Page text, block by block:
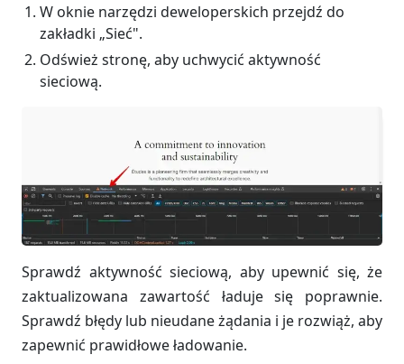
W oknie narzędzi deweloperskich przejdź do
zakładki „Sieć".
Odśwież stronę, aby uchwycić aktywność
sieciową.
Sprawdź aktywność sieciową, aby upewnić się, że
zaktualizowana zawartość ładuje się poprawnie.
Sprawdź błędy lub nieudane żądania i je rozwiąż, aby
zapewnić prawidłowe ładowanie.